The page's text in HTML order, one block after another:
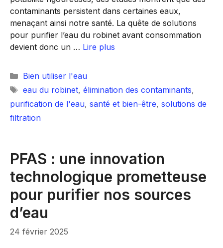
contaminants persistent dans certaines eaux,
menaçant ainsi notre santé. La quête de solutions
pour purifier l’eau du robinet avant consommation
devient donc un … Lire plus
Catégories
Bien utiliser l'eau
Étiquettes
eau du robinet, élimination des contaminants,
purification de l'eau, santé et bien-être, solutions de
filtration
PFAS : une innovation
technologique prometteuse
pour purifier nos sources
d’eau
24 février 2025